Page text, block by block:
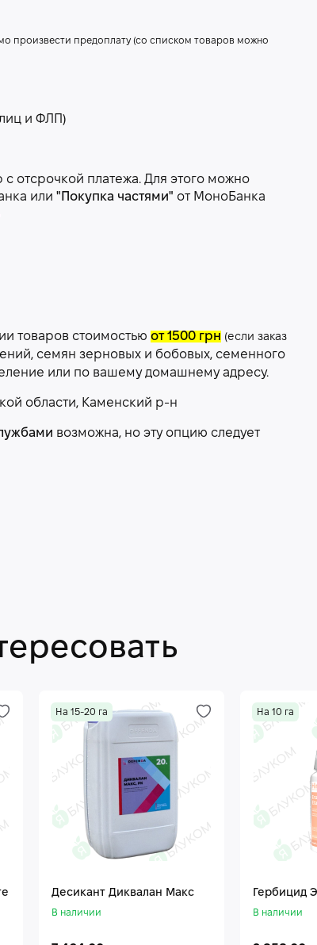
произвести предоплату (со списком товаров можно
и ФЛП)
отсрочкой платежа. Для этого можно
или "Покупка частями" от МоноБанка
товаров стоимостью от 1500 грн (если заказ
семян зерновых и бобовых, семенного
или по вашему домашнему адресу.
области, Каменский р-н
возможна, но эту опцию следует
На 15-20 га
Десикант Диквалан Макс
В наличии
На 10 га
Гербицид
В наличии